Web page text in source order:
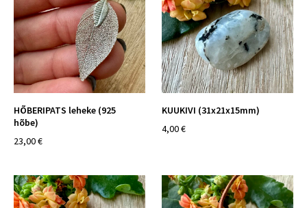
HÕBERIPATS leheke (925
hõbe)
23,00 €
KUUKIVI (31x21x15mm)
4,00 €